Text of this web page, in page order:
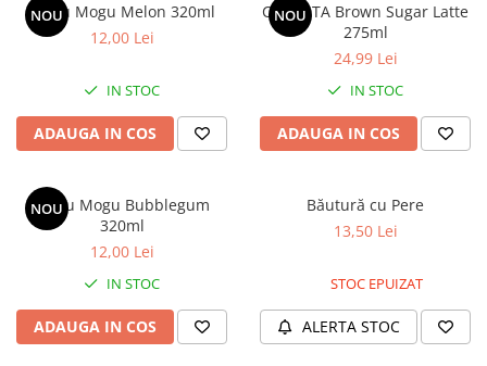
NOU
Mogu Mogu Melon 320ml
12,00 Lei
IN STOC
ADAUGA IN COS
NOU
CANTATA Brown Sugar Latte
275ml
24,99 Lei
IN STOC
ADAUGA IN COS
NOU
Mogu Mogu Bubblegum
320ml
12,00 Lei
IN STOC
ADAUGA IN COS
Băutură cu Pere
13,50 Lei
STOC EPUIZAT
ALERTA STOC